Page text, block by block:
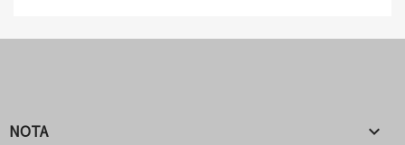
NOTA 